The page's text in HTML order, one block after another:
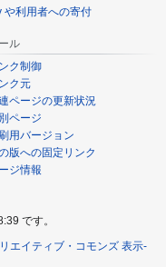
や利用者への寄付
ル
ク制御
ク元
ページの更新状況
ページ
用バージョン
版への固定リンク
ジ情報
です。
エイティブ・コモンズ 表示-